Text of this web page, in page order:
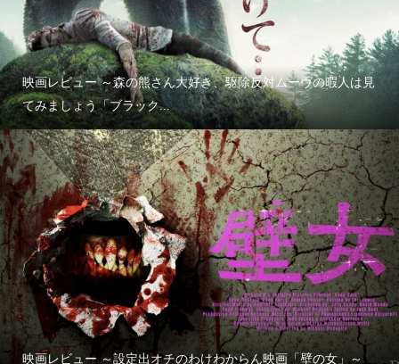
映画レビュー ～森の熊さん大好き、駆除反対ムーヴの暇人は見
てみましょう「ブラック...
映画レビュー ～設定出オチのわけわからん映画「壁の女」～